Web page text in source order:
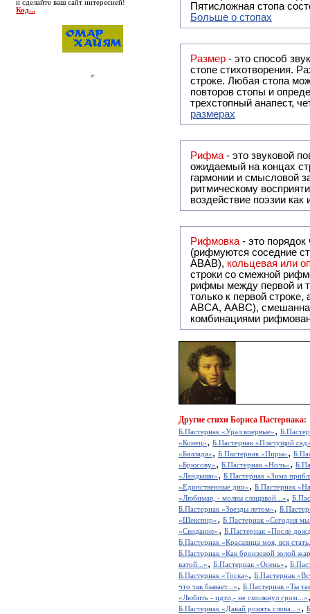
и сделайте ваш сайт интересней!
Код...
Пятисложная стопа
Больше о стопах
Размер - это способ
стопе стихотворения.
строке. Любая стопа
повторов стопы и
трехстопный анапест,
размерах
Рифма - это звуковой повтор, традиционно используемый в поэзии и, как
ожидаемый на концах
гармонии и смысловой
ритмическому
воздействие поэзии
Рифмовка - это
(рифмуются соседние
ABAB), кольцевая или
строки со смежной
рифмы между первой и
только к первой
ABCA, AABC), смешанная или вольная рифмовка (рифмовка в сложных строфах с различными
комбинациями
Другие стихи Бориса Пастернака:
Б.Пастернак «Урал впервые»,
«Конец», Б.Пастернак «Плачущий
«Баллада», Б.Пастернак «Пиры»,
«Брюсову», Б.Пастернак «Ночь»,
«Ландыши», Б.Пастернак «Зима
«Единственные дни», Б.Пастернак
«Любимая, - молвы слащавой...»,
Б.Пастернак «Звезды летом»,
«Шекспир», Б.Пастернак «Сегодня
«Свидание», Б.Пастернак «После
Б.Пастернак «Красавица моя, вся
Б.Пастернак «Как бронзовой золой
ватой...», Б.Пастернак «Осень»,
Б.Пастернак «Тоска», Б.Пастернак
что так бывает...», Б.Пастернак «Ты
«Любить - идти,- не смолкнул гром...»
Б.Пастернак «Давай ронять слова...»,